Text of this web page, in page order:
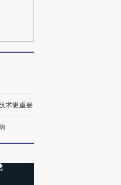
术更重要